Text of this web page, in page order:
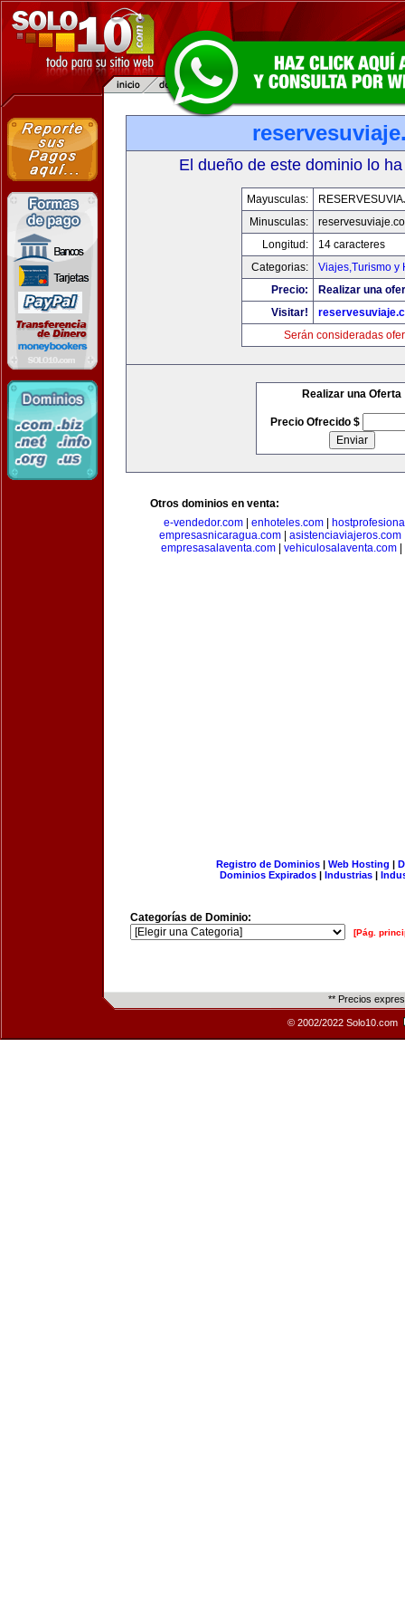
El dueño de este dominio lo
Mayusculas:
Minusculas:
Longitud:
14 caracteres
Categorias:
Viajes,Turismo y
Precio:
Realizar una
Visitar!
Serán consideradas
Realizar una Oferta
Precio Ofrecido $
Otros dominios en venta:
e-vendedor.com| enhoteles.com|
empresasnicaragua.com| asistenciaviajeros.com
empresasalaventa.com| vehiculosalaventa.com|
Registro de Dominios| Web Hosting |
Dominios Expirados | Industrias |
Categorías de Dominio:
[Pág.
** Precios
© 2002/2022 Solo10.com